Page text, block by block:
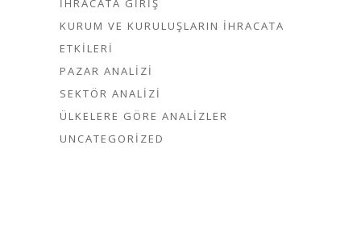
İHRACATA GIRIŞ
KURUM VE KURULUŞLARIN İHRACATA
ETKILERI
PAZAR ANALIZI
SEKTÖR ANALIZI
ÜLKELERE GÖRE ANALIZLER
UNCATEGORIZED